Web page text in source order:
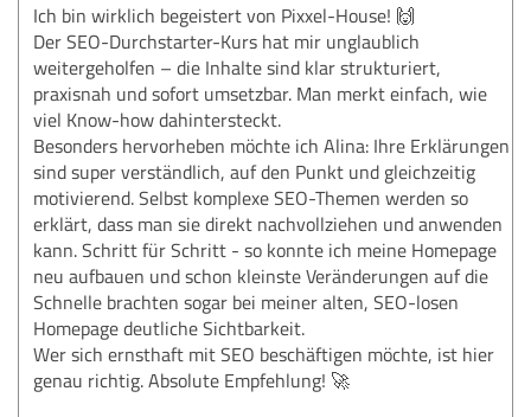
Ich bin wirklich begeistert von Pixxel-House! 🙌
Der SEO-Durchstarter-Kurs hat mir unglaublich
weitergeholfen – die Inhalte sind klar strukturiert,
praxisnah und sofort umsetzbar. Man merkt einfach, wie
viel Know-how dahintersteckt.
Besonders hervorheben möchte ich Alina: Ihre Erklärungen
sind super verständlich, auf den Punkt und gleichzeitig
motivierend. Selbst komplexe SEO-Themen werden so
erklärt, dass man sie direkt nachvollziehen und anwenden
kann. Schritt für Schritt - so konnte ich meine Homepage
neu aufbauen und schon kleinste Veränderungen auf die
Schnelle brachten sogar bei meiner alten, SEO-losen
Homepage deutliche Sichtbarkeit.
Wer sich ernsthaft mit SEO beschäftigen möchte, ist hier
genau richtig. Absolute Empfehlung! 🚀